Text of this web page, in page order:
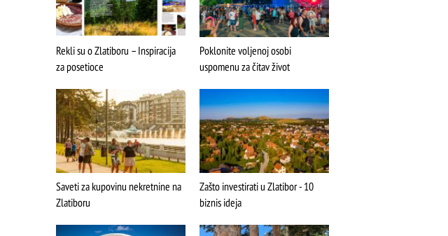
Rekli su o Zlatiboru – Inspiracija
za posetioce
Poklonite voljenoj osobi
uspomenu za čitav život
Saveti za kupovinu nekretnine na
Zlatiboru
Zašto investirati u Zlatibor - 10
biznis ideja
Multimedijalna fontana